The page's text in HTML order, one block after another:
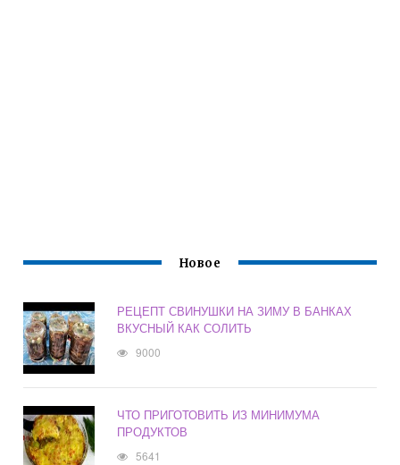
Новое
РЕЦЕПТ СВИНУШКИ НА ЗИМУ В БАНКАХ
ВКУСНЫЙ КАК СОЛИТЬ
9000
ЧТО ПРИГОТОВИТЬ ИЗ МИНИМУМА
ПРОДУКТОВ
5641